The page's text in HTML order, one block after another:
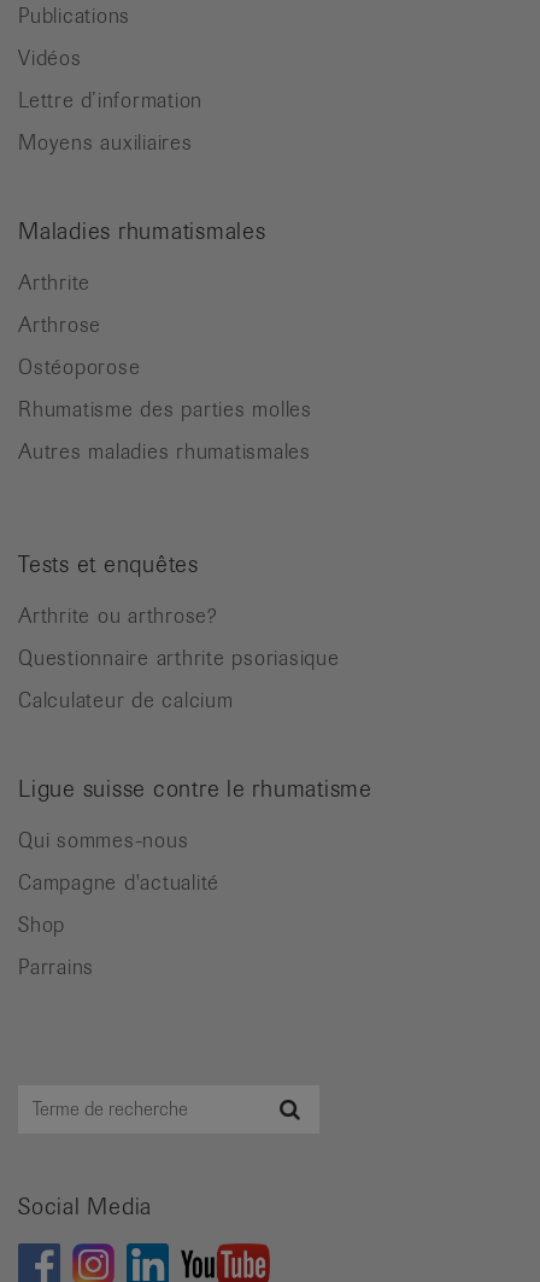
Publications
Vidéos
Lettre d’information
Moyens auxiliaires
Maladies rhumatismales
Arthrite
Arthrose
Ostéoporose
Rhumatisme des parties molles
Autres maladies rhumatismales
Tests et enquêtes
Arthrite ou arthrose?
Questionnaire arthrite psoriasique
Calculateur de calcium
Ligue suisse contre le rhumatisme
Qui sommes-nous
Campagne d'actualité
Shop
Parrains
Terme
Social Media